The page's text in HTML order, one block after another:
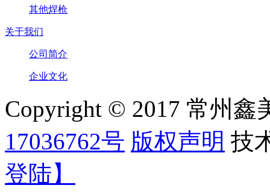
其他焊枪
关于我们
公司简介
企业文化
Copyright © 2017 常州
17036762号 版权声明 技
登陆】